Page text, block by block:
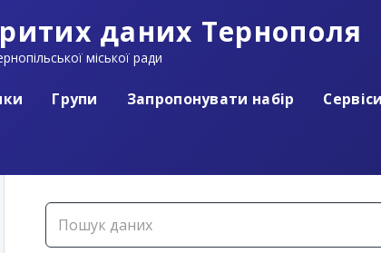
даних Тернополя
міської ради
Групи Запропонувати набір Сервіси